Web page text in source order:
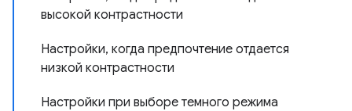
высокой контрастности
Настройки, когда предпочтение отдается
низкой контрастности
Настройки при выборе темного режима